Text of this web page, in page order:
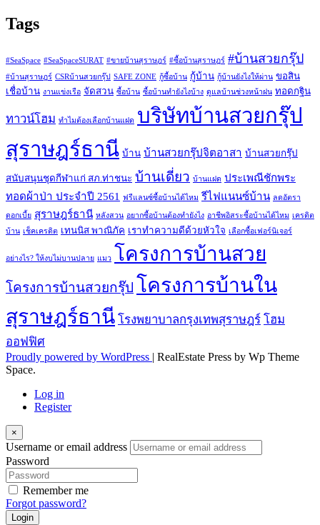
Tags
#SeaSpace #SeaSpaceSURAT #ขายบ้านสุราษฎร์ #ซื้อบ้านสุราษฎร์ #บ้านสวยกรุ๊ป
#บ้านสุราษฎร์ CSRบ้านสวยกรุ๊ป SAFE ZONE กู้ซื้อบ้าน กู้บ้าน กู้บ้านยังไงให้ผ่าน ขอสิน
เชื่อบ้าน งานแข่งเรือ จัดสวน ซื้อบ้าน ซื้อบ้านทำยังไงบ้าง ดูแลบ้านช่วงหน้าฝน ทอดกฐิน
ทาวน์โฮม ทำไมต้องเลือกบ้านแฝด บริษัทบ้านสวยกรุ๊ป
สุราษฎร์ธานี บ้าน บ้านสวยกรุ๊ปจิตอาสา บ้านสวยกรุ๊ป
สนับสนุนชุดกีฬาแก่ สภ.ท่าชนะ บ้านเดี่ยว บ้านแฝด ประเพณีชักพระ
ทอดผ้าป่า ประจำปี 2561
ฟรีแลนซ์ซื้อบ้านได้ไหม รีไฟแนนซ์บ้าน ลดอัตรา
ดอกเบี้ย สุราษฎร์ธานี หลังสวน อยากซื้อบ้านต้องทำยังไง อาชีพอิสระซื้อบ้านได้ไหม เครดิต
บ้าน เช็คเครดิต เทนนิส พาณิภัค เราทำความดีด้วยหัวใจ เลือกซื้อเฟอร์นิเจอร์
อย่างไร? ให้งบไม่บานปลาย แมว โครงการบ้านสวย
โครงการบ้านสวยกรุ๊ป โครงการบ้านใน
สุราษฎร์ธานี โรงพยาบาลกรุงเทพสุราษฎร์ โฮม
ออฟฟิศ
Proudly powered by WordPress | RealEstate Press by Wp Theme
Space.
Log in
Register
×
Username or email address
Password
Remember me
Forgot password?
Login